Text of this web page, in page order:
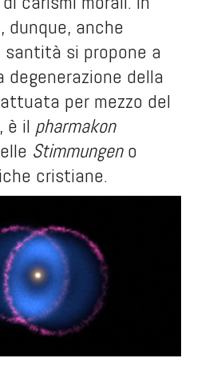
dunque, anche
santità si propone a
degenerazione della
per mezzo del
è il pharmakon
Stimmungeno
cristiane.